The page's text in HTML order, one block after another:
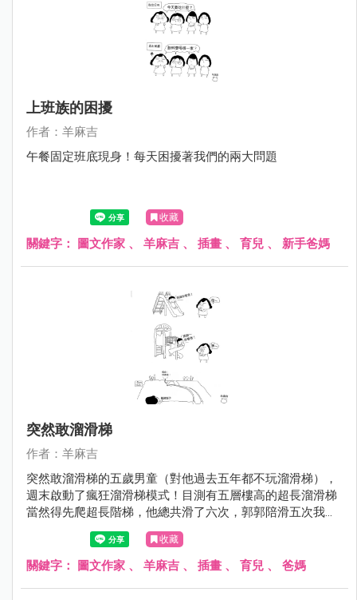
上班族的困擾
作者：羊麻吉
午餐固定班底現身！每天困擾著我們的兩大問題
收藏
關鍵字： 圖文作家 、 羊麻吉 、 插畫 、 育兒 、 新手爸媽
突然敢溜滑梯
作者：羊麻吉
突然敢溜滑梯的五歲男童（對他過去五年都不玩溜滑梯），
週末啟動了瘋狂溜滑梯模式！目測有五層樓高的超長溜滑梯
當然得先爬超長階梯，他總共滑了六次，郭郭陪滑五次我一
收藏
關鍵字： 圖文作家 、 羊麻吉 、 插畫 、 育兒 、 爸媽